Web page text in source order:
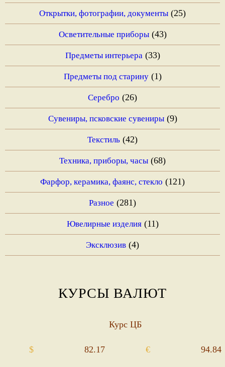
Открытки, фотографии, документы (25)
Осветительные приборы (43)
Предметы интерьера (33)
Предметы под старину (1)
Серебро (26)
Сувениры, псковские сувениры (9)
Текстиль (42)
Техника, приборы, часы (68)
Фарфор, керамика, фаянс, стекло (121)
Разное (281)
Ювелирные изделия (11)
Эксклюзив (4)
КУРСЫ ВАЛЮТ
Курс ЦБ
$ 82.17 € 94.84